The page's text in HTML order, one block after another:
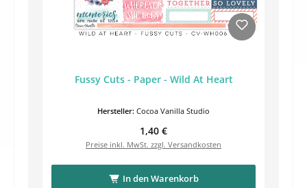
Fussy Cuts - Paper - Wild At Heart
Hersteller: Cocoa Vanilla Studio
Regulärer Preis:
1,40 €
Preise inkl. MwSt. zzgl. Versandkosten
In den Warenkorb